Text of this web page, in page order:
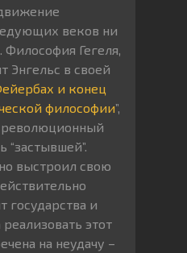
веков ни
Гегеля,
Энгельс в своей
и конец
философии”,
революционный
“застывшей”.
выстроил свою
государства и
этот
на неудачу –